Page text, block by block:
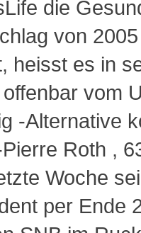
die
von
heisst es in
vom
-Alternative
Roth ,
Woche
per Ende